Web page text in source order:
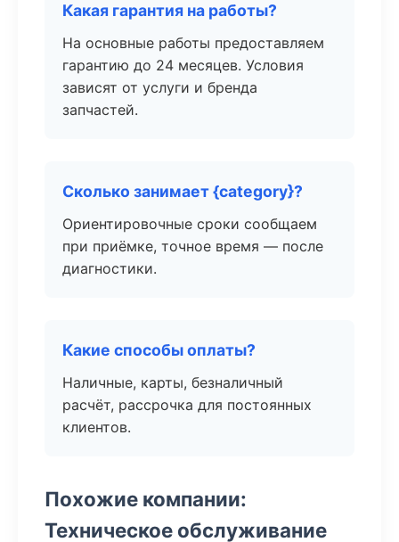
Какая гарантия на работы?
На основные работы предоставляем
гарантию до 24 месяцев. Условия
зависят от услуги и бренда
запчастей.
Сколько занимает {category}?
Ориентировочные сроки сообщаем
при приёмке, точное время — после
диагностики.
Какие способы оплаты?
Наличные, карты, безналичный
расчёт, рассрочка для постоянных
клиентов.
Похожие компании:
Техническое обслуживание